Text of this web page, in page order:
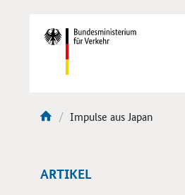
Navigation
Aktuelle
Impulse aus Japan
ARTIKEL